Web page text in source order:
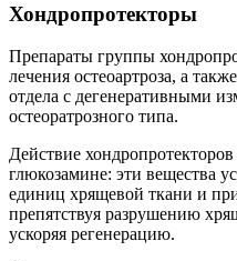
Хондропротекторы
Препараты группы
лечения остеоартроза, а
отдела с дегенеративными
остеоратрозного типа.
Действие
глюкозамине: эти вещества
единиц хрящевой ткани и
препятствуя разрушению
ускоряя регенерацию.